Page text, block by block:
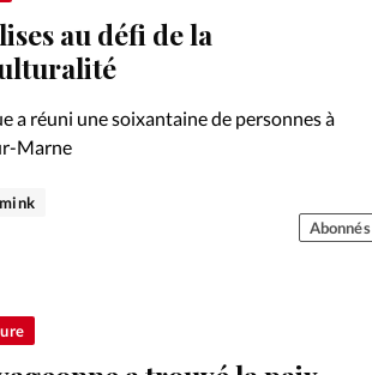
au défi de la
a réuni une soixantaine de personnes à
Marne
Abonnés